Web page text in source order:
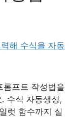
프트 작성법을
수식 자동생성,
럿 함수까지 실